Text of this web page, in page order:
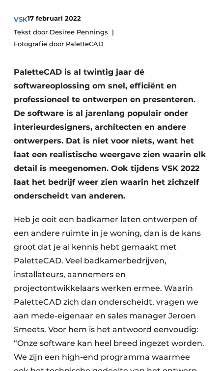
Vacature aanmelden
Vacatures
Video’s
VSK17 februari 2022
Tekst door Desiree Pennings
Fotografie door PaletteCAD
PaletteCAD is al twintig jaar dé
softwareoplossing om snel, efficiënt en
professioneel te ontwerpen en presenteren.
De software is al jarenlang populair onder
interieurdesigners, architecten en andere
ontwerpers. Dat is niet voor niets, want het
laat een realistische weergave zien waarin elk
detail is meegenomen. Ook tijdens VSK 2022
laat het bedrijf weer zien waarin het zichzelf
onderscheidt van anderen.
Heb je ooit een badkamer laten ontwerpen of
een andere ruimte in je woning, dan is de kans
groot dat je al kennis hebt gemaakt met
PaletteCAD. Veel badkamerbedrijven,
installateurs, aannemers en
projectontwikkelaars werken ermee. Waarin
PaletteCAD zich dan onderscheidt, vragen we
aan mede-eigenaar en sales manager Jeroen
Smeets. Voor hem is het antwoord eenvoudig:
“Onze software kan heel breed ingezet worden.
We zijn een high-end programma waarmee